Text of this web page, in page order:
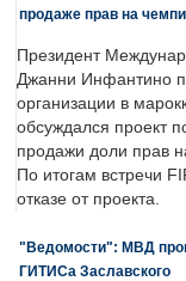
продаже прав на
Президент
Джанни Инфантино
организации в
обсуждался проект
продажи доли прав
По итогам встречи
отказе от проекта.
"Ведомости": МВД
ГИТИСа Заславского